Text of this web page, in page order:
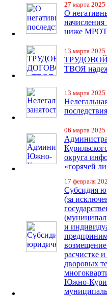
27 марта 2025
О
начисления
ниже МРОТ
13 марта 2025
ТВОЯ
13 марта 2025
06 марта 2025
округа
«горячей
17 февраля
Субсидия
(за
и
возмещение
расчистке
дворовых
Южно-